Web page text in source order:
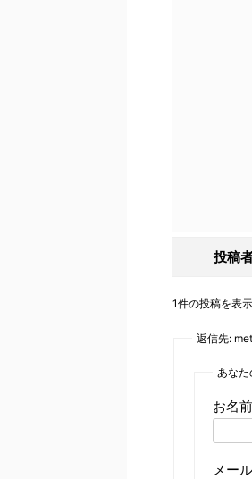
投稿
1件の投稿を表
返信先:
あな
お名
メー